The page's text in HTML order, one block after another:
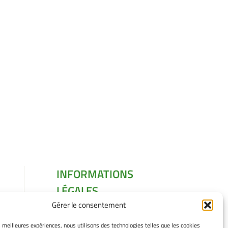
Gérer le consentement
expériences, nous utilisons des technologies telles que les cookies
INFORMATIONS
LÉGALES
Mentions légales